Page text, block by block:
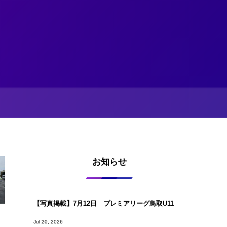
お知らせ
【写真掲載】7月12日 プレミアリーグ鳥取U11
Jul 20, 2026